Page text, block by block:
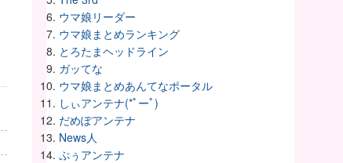
ウマ娘リーダー
ウマ娘まとめランキング
とろたまヘッドライン
ガッてな
ウマ娘まとめあんてなポータル
しぃアンテナ(*ﾟーﾟ)
だめぽアンテナ
News人
ぷぅアンテナ